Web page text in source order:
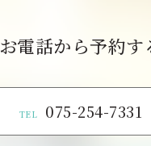
お電話から予約す
TEL 075-254-7331